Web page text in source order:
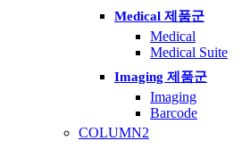
Medical 제품군
Medical
Medical Suite
Imaging 제품군
Imaging
Barcode
COLUMN2